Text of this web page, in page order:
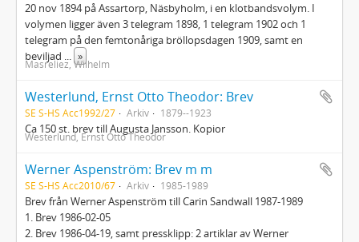
20 nov 1894 på Assartorp, Näsbyholm, i en klotbandsvolym. I
volymen ligger även 3 telegram 1898, 1 telegram 1902 och 1
telegram på den femtonåriga bröllopsdagen 1909, samt en
beviljad ... »
Masreliez, Wilhelm
Westerlund, Ernst Otto Theodor: Brev
SE S-HS Acc1992/27 Arkiv 1879--1923
Ca 150 st. brev till Augusta Jansson. Kopior
Westerlund, Ernst Otto Theodor
Werner Aspenström: Brev m m
SE S-HS Acc2010/67 Arkiv 1985-1989
Brev från Werner Aspenström till Carin Sandwall 1987-1989
1. Brev 1986-02-05
2. Brev 1986-04-19, samt pressklipp: 2 artiklar av Werner